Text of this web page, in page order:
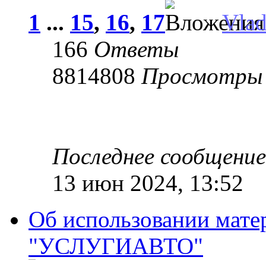
1 ... 15, 16, 17
166 Ответы
8814808 Просмотры
Последнее
13 июн 2024, 13:52
Об использовании
"УСЛУГИАВТО"